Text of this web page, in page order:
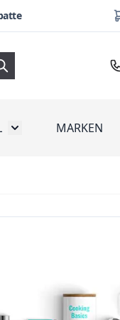
Toggle submenu for
MARKEN